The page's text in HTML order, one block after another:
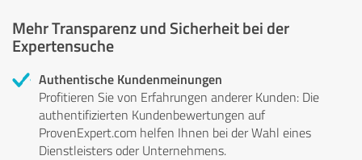
Mehr Transparenz und Sicherheit bei der
Expertensuche
Authentische Kundenmeinungen
Profitieren Sie von Erfahrungen anderer Kunden: Die
authentifizierten Kundenbewertungen auf
ProvenExpert.com helfen Ihnen bei der Wahl eines
Dienstleisters oder Unternehmens.